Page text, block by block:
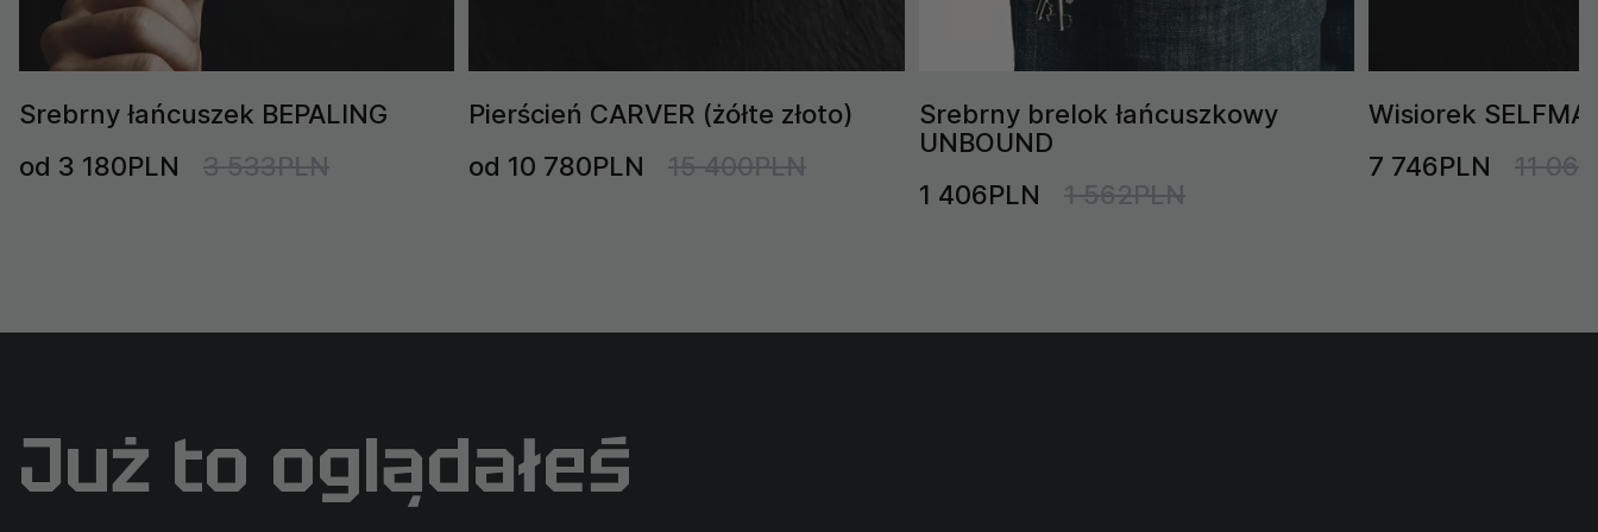
Srebrny łańcuszek BEPALING
od 3 180PLN
3 533PLN
Pierścień CARVER (żółte złoto)
od 10 780PLN
15 400PLN
Srebrny brelok łańcuszkowy
UNBOUND
1 406PLN
1 562PLN
Wisiorek
7 746PLN
11
Już to oglądałeś